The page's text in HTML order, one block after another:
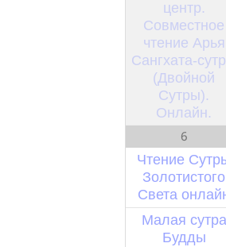
центр.
Совместное
чтение Арья
Сангхата-
(Двойной
Сутры).
Онлайн.
6
Чтение
Золотистого
Света
Малая сутра
Будды